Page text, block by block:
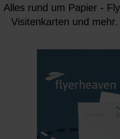
Alles rund um Papier -
Visitenkarten und
Marketing und Deinen